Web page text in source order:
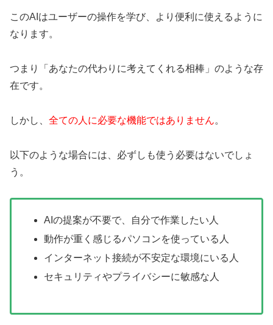
このAIはユーザーの操作を学び、より便利に使えるように
なります。
つまり「あなたの代わりに考えてくれる相棒」のような存
在です。
しかし、 全ての人に必要な機能ではありません。
以下のような場合には、必ずしも使う必要はないでしょ
う。
AIの提案が不要で、自分で作業したい人
動作が重く感じるパソコンを使っている人
インターネット接続が不安定な環境にいる人
セキュリティやプライバシーに敏感な人